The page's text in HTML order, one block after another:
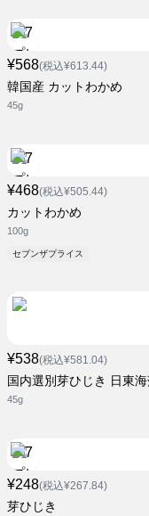
¥568(税込¥613.44)
韓国産 カットわかめ
45g
¥468(税込¥505.44)
カットわかめ
100g
セブンザプライス
¥538(税込¥581.04)
国内選別芽ひじき 日東
45g
¥248(税込¥267.84)
芽ひじき